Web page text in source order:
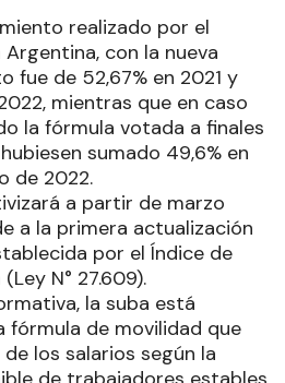
realizado por el
con la nueva
fue de 52,67% en 2021 y
mientras que en caso
la fórmula votada a finales
sumado 49,6% en
de 2022.
a partir de marzo
a la primera actualización
por el Índice de
N° 27.609).
la suba está
fórmula de movilidad que
los salarios según la